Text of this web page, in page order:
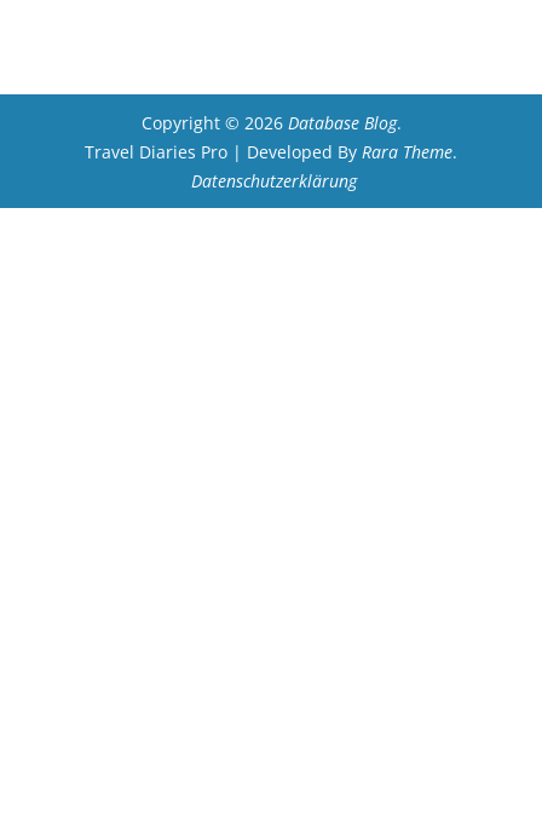
Copyright © 2026 Database Blog.
Travel Diaries Pro | Developed By Rara Theme.
Datenschutzerklärung